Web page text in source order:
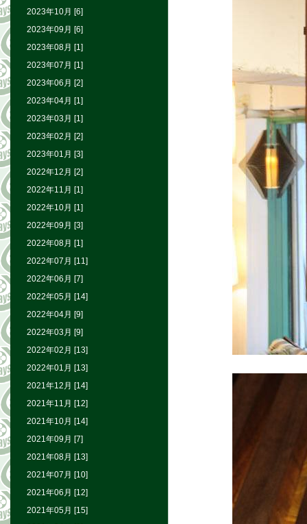
2023年10月 [6]
2023年09月 [6]
2023年08月 [1]
2023年07月 [1]
2023年06月 [2]
2023年04月 [1]
2023年03月 [1]
2023年02月 [2]
2023年01月 [3]
2022年12月 [2]
2022年11月 [1]
2022年10月 [1]
2022年09月 [3]
2022年08月 [1]
2022年07月 [11]
2022年06月 [7]
2022年05月 [14]
2022年04月 [9]
2022年03月 [9]
2022年02月 [13]
2022年01月 [13]
2021年12月 [14]
2021年11月 [12]
2021年10月 [14]
2021年09月 [7]
2021年08月 [13]
2021年07月 [10]
2021年06月 [12]
2021年05月 [15]